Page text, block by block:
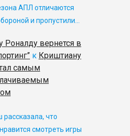
АПЛ отличаются
и пропустили…
Роналду вернется в
к Криштиану
самым
что
смотреть игры